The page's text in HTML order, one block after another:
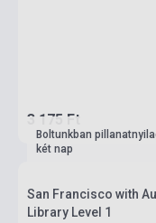
3 175 Ft
Boltunkban
két nap
San Francisco with
Library Level 1